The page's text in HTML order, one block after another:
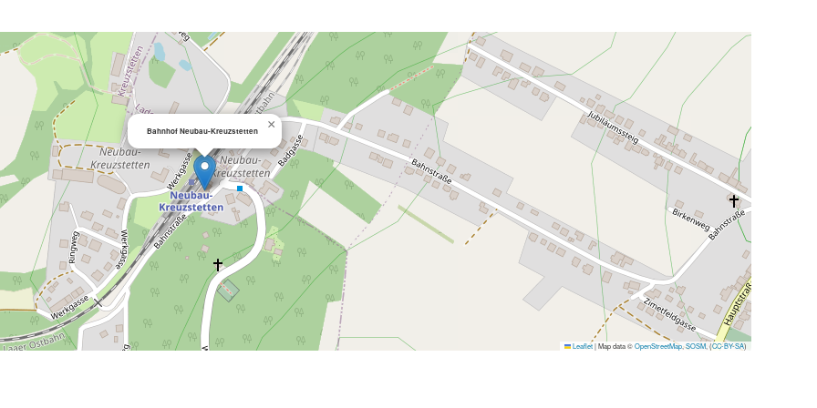
Bahnhof Neubau-Kreuzstetten ×
Leaflet|Map data ©OpenStreetMap,SOSM , (CC-BY-SA)